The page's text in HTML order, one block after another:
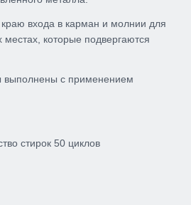
входа в карман и молнии для
местах, которые подвергаются
с применением
стирок 50 циклов